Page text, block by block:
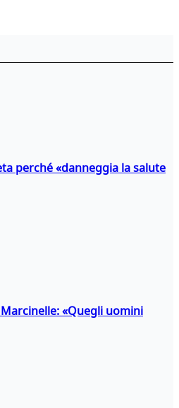
perché «danneggia la salute
«Quegli uomini